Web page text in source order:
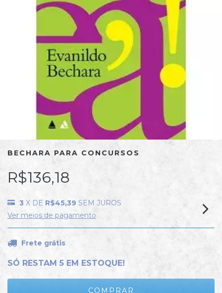
BECHARA PARA CONCURSOS
R$136,18
3 X DE R$45,39 SEM JUROS
Ver meios de pagamento
Frete grátis
SÓ RESTAM 5 EM ESTOQUE!